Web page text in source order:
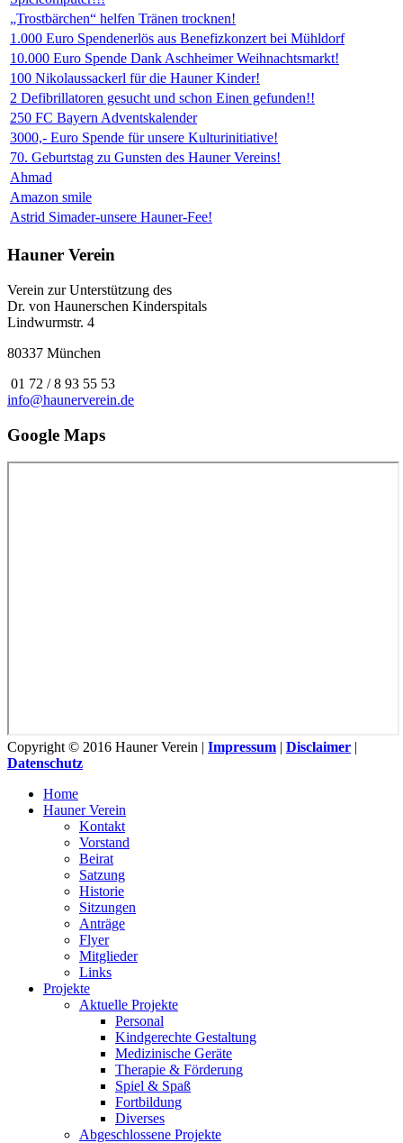
„Trostbärchen“ helfen Tränen trocknen!
1.000 Euro Spendenerlös aus Benefizkonzert bei Mühldorf
10.000 Euro Spende Dank Aschheimer Weihnachtsmarkt!
100 Nikolaussackerl für die Hauner Kinder!
2 Defibrillatoren gesucht und schon Einen gefunden!!
250 FC Bayern Adventskalender
3000,- Euro Spende für unsere Kulturinitiative!
70. Geburtstag zu Gunsten des Hauner Vereins!
Ahmad
Amazon smile
Astrid Simader-unsere Hauner-Fee!
Hauner Verein
Verein zur Unterstützung des
Dr. von Haunerschen Kinderspitals
Lindwurmstr. 4
80337 München
01 72 / 8 93 55 53
info@haunerverein.de
Google Maps
Copyright © 2016 Hauner Verein | Impressum | Disclaimer |
Datenschutz
Home
Hauner Verein
Kontakt
Vorstand
Beirat
Satzung
Historie
Sitzungen
Anträge
Flyer
Mitglieder
Links
Projekte
Aktuelle Projekte
Personal
Kindgerechte Gestaltung
Medizinische Geräte
Therapie & Förderung
Spiel & Spaß
Fortbildung
Diverses
Abgeschlossene Projekte